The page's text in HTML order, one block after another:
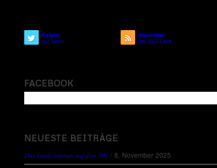
Folgen
auf Twitter
Abonniere
den RSS Feed
FACEBOOK
NEUESTE BEITRÄGE
Das Sendezentrum auf dem 39C3 8. November 2025